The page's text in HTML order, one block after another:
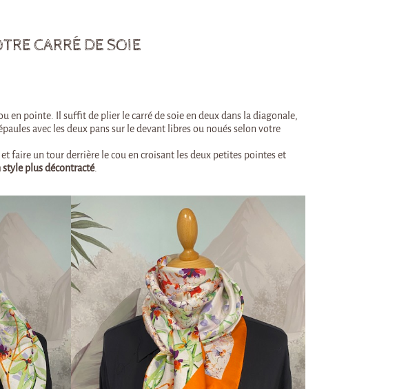
CARRÉ DE SOIE
en pointe. Il suffit de plier le carré de soie en deux dans la diagonale,
avec les deux pans sur le devant libres ou noués selon votre
faire un tour derrière le cou en croisant les deux petites pointes et
style plus décontracté.